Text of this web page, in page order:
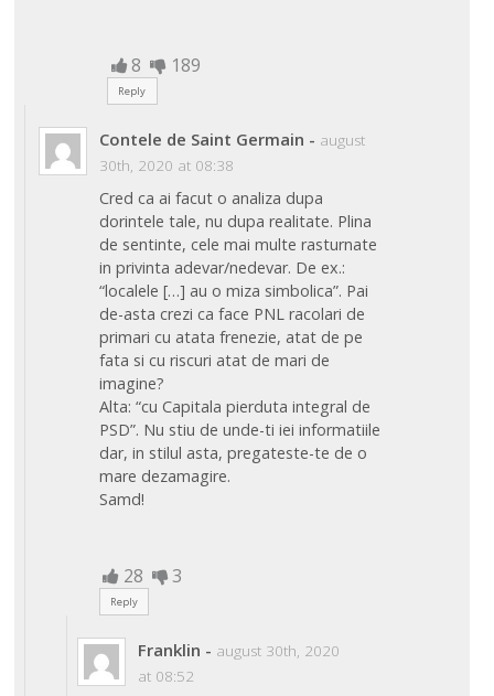
8 189
Reply
Contele de Saint Germain - august
30th, 2020 at 08:38
Cred ca ai facut o analiza dupa
dorintele tale, nu dupa realitate. Plina
de sentinte, cele mai multe rasturnate
in privinta adevar/nedevar. De ex.:
“localele […] au o miza simbolica”. Pai
de-asta crezi ca face PNL racolari de
primari cu atata frenezie, atat de pe
fata si cu riscuri atat de mari de
imagine?
Alta: “cu Capitala pierduta integral de
PSD”. Nu stiu de unde-ti iei informatiile
dar, in stilul asta, pregateste-te de o
mare dezamagire.
Samd!
28 3
Reply
Franklin - august 30th, 2020
at 08:52